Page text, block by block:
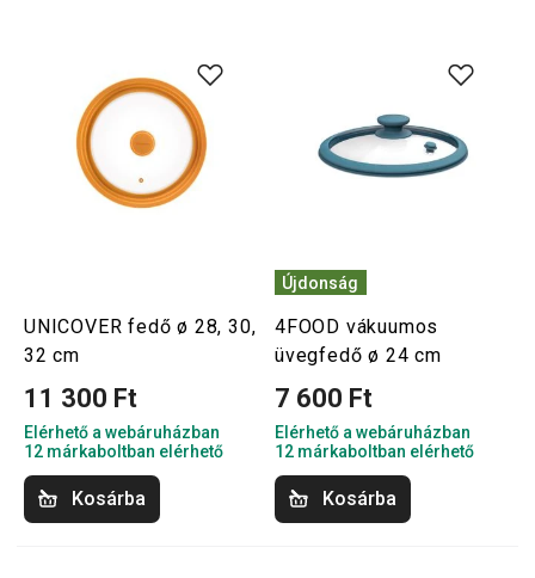
UNICOVER fedő ø 28, 30,
32 cm
11 300 Ft
Elérhető a webáruházban
12 márkaboltban elérhető
Kosárba
Újdonság
4FOOD vákuumos
üvegfedő ø 24 cm
7 600 Ft
Elérhető a webáruházban
12 márkaboltban elérhető
Kosárba